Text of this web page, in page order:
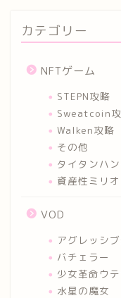
カテゴリー
NFTゲーム
STEPN攻略
Sweatcoin
Walken攻略
その他
タイタンハ
資産性ミリ
VOD
アグレッシ
バチェラー
少女革命ウ
水星の魔女